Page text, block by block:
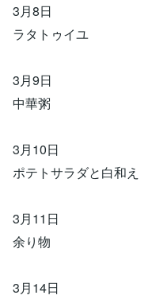
3月8日
ラタトゥイユ
3月9日
中華粥
3月10日
ポテトサラダと白和え
3月11日
余り物
3月14日